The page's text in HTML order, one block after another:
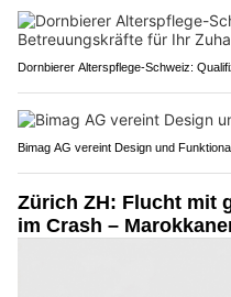
Dornbierer Alterspflege-Schweiz:
Bimag AG vereint Design und
Zürich ZH: Flucht mit
im Crash –